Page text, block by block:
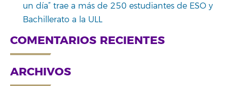
un día” trae a más de 250 estudiantes de ESO y
Bachillerato a la ULL
COMENTARIOS RECIENTES
ARCHIVOS